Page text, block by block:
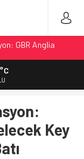
GBR Anglia
Tek Bilet
Tren Seferleri
Bagaja Kalıcı
2026’da Yolda
Key